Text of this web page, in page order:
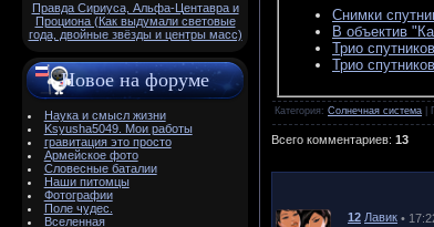
Правда Сириуса, Альфа-Центавра и
Проциона (Как выдумали световые
года, двойные звёзды и центры масс)
Новое на форуме
Наука и смысл жизни
Ksyusha5049. Мои работы
гравитация это просто
Армейское фото
Словесные баталии
Наши питомцы
Фотографии
Поле чудес.
Вселенная
Снимки
В объектив
Трио
Трио
Категория: Солнечная система
Всего комментариев: 13
12 Лавик •